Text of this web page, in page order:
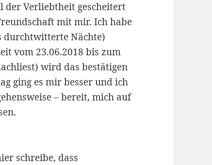
der Verliebtheit gescheitert
mit mir. Ich habe
durchtwitterte Nächte)
vom 23.06.2018 bis zum
wird das bestätigen
ging es mir besser und ich
– bereit, mich auf
schreibe, dass